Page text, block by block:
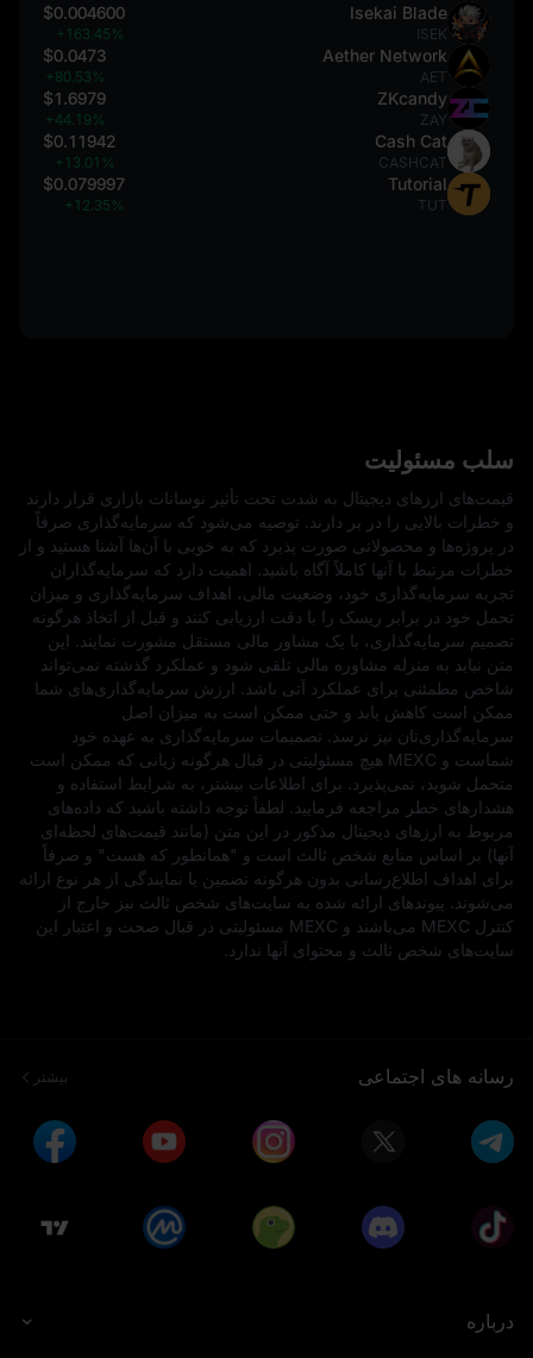
Isekai Blade
ISEK
$0.004600
+163.45%
Aether Network
AET
$0.0473
+80.53%
ZKcandy
ZAY
$1.6979
+44.19%
Cash Cat
CASHCAT
$0.11942
+13.01%
Tutorial
TUT
$0.079997
+12.35%
سلب مسئولیت
قیمت‌های ارزهای دیجیتال به شدت تحت تأثیر نوسانات بازاری قرار دارند
و خطرات بالایی را در بر دارند. توصیه می‌شود که سرمایه‌گذاری صرفاً
در پروژه‌ها و محصولاتی صورت پذیرد که به خوبی با آن‌ها آشنا هستید و از
خطرات مرتبط با آنها کاملاً آگاه باشید. اهمیت دارد که سرمایه‌گذاران
تجربه سرمایه‌گذاری خود، وضعیت مالی، اهداف سرمایه‌گذاری و میزان
تحمل خود در برابر ریسک را با دقت ارزیابی کنند و قبل از اتخاذ هرگونه
تصمیم سرمایه‌گذاری، با یک مشاور مالی مستقل مشورت نمایند. این
متن نباید به منزله مشاوره مالی تلقی شود و عملکرد گذشته نمی‌تواند
شاخص مطمئنی برای عملکرد آتی باشد. ارزش سرمایه‌گذاری‌های شما
ممکن است کاهش یابد و حتی ممکن است به میزان اصل
سرمایه‌گذاری‌تان نیز نرسد. تصمیمات سرمایه‌گذاری به عهده خود
شماست و MEXC هیچ مسئولیتی در قبال هرگونه زیانی که ممکن است
متحمل شوید، نمی‌پذیرد. برای اطلاعات بیشتر، به شرایط استفاده و
هشدارهای خطر مراجعه فرمایید. لطفاً توجه داشته باشید که داده‌های
مربوط به ارزهای دیجیتال مذکور در این متن (مانند قیمت‌های لحظه‌ای
آنها) بر اساس منابع شخص ثالث است و "همانطور که هست" و صرفاً
برای اهداف اطلاع‌رسانی بدون هرگونه تضمین یا نمایندگی از هر نوع ارائه
می‌شوند. پیوندهای ارائه شده به سایت‌های شخص ثالث نیز خارج از
کنترل MEXC می‌باشند و MEXC مسئولیتی در قبال صحت و اعتبار این
سایت‌های شخص ثالث و محتوای آنها ندارد.
رسانه های اجتماعی بیشتر
درباره